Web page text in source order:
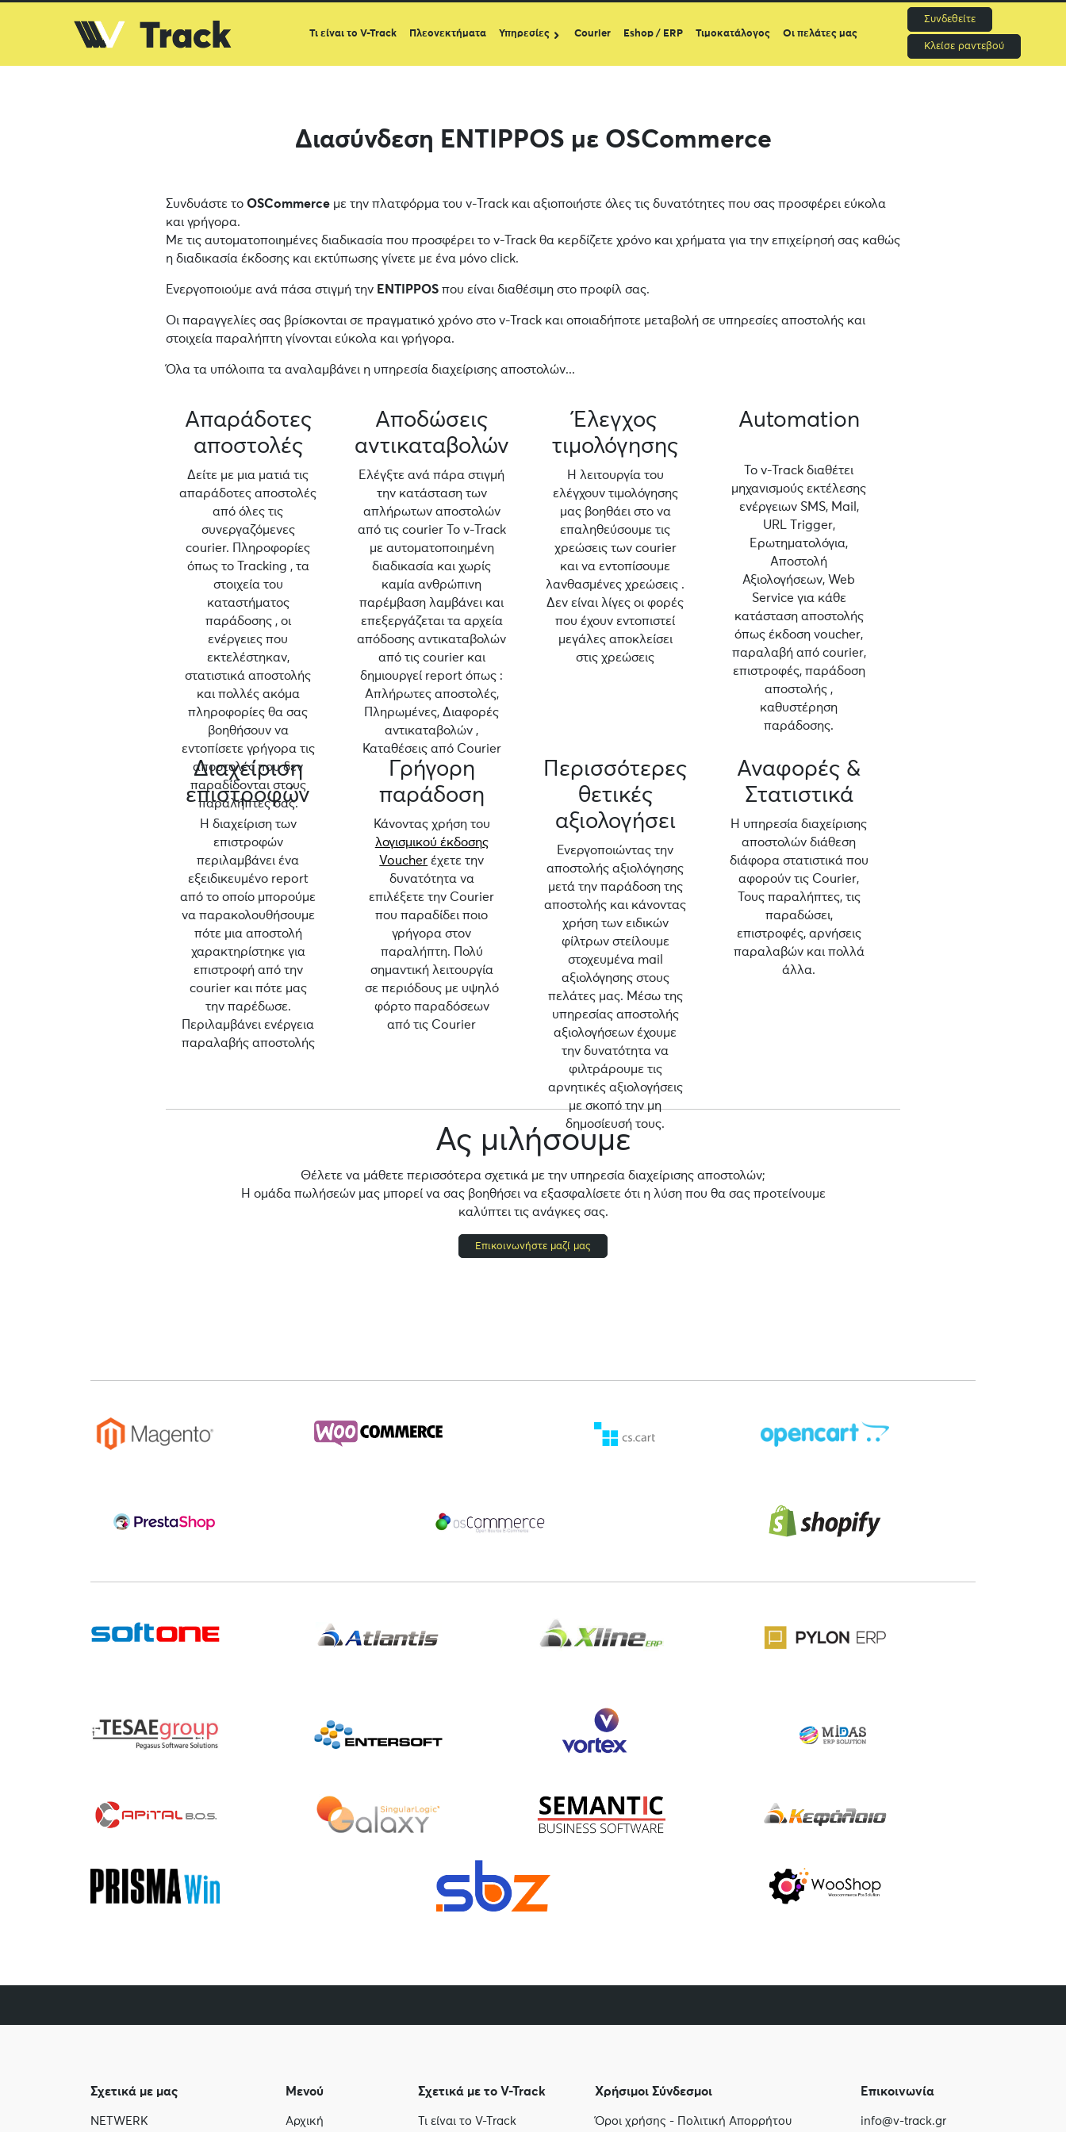
Τι είναι το V-Track Πλεονεκτήματα Υπηρεσίες Courier Eshop / ERP Τιμοκατάλογος Οι πελάτες μας
Συνδεθείτε
Κλείσε ραντεβού
Διασύνδεση ENTIPPOS με OSCommerce
Συνδυάστε το OSCommerce με την πλατφόρμα του v-Track και αξιοποιήστε όλες τις δυνατότητες που σας προσφέρει εύκολα
και γρήγορα.
Με τις αυτοματοποιημένες διαδικασία που προσφέρει το v-Track θα κερδίζετε χρόνο και χρήματα για την επιχείρησή σας καθώς
η διαδικασία έκδοσης και εκτύπωσης γίνετε με ένα μόνο click.
Ενεργοποιούμε ανά πάσα στιγμή την ENTIPPOS που είναι διαθέσιμη στο προφίλ σας.
Οι παραγγελίες σας βρίσκονται σε πραγματικό χρόνο στο v-Track και οποιαδήποτε μεταβολή σε υπηρεσίες αποστολής και
στοιχεία παραλήπτη γίνονται εύκολα και γρήγορα.
Όλα τα υπόλοιπα τα αναλαμβάνει η υπηρεσία διαχείρισης αποστολών...
Απαράδοτες
αποστολές
Δείτε με μια ματιά τις
απαράδοτες αποστολές
από όλες τις
συνεργαζόμενες
courier. Πληροφορίες
όπως το Tracking , τα
στοιχεία του
καταστήματος
παράδοσης , οι
ενέργειες που
εκτελέστηκαν,
στατιστικά αποστολής
και πολλές ακόμα
πληροφορίες θα σας
βοηθήσουν να
εντοπίσετε γρήγορα τις
αποστολές που δεν
παραδίδονται στους
παραλήπτες σας.
Αποδώσεις
αντικαταβολών
Ελέγξτε ανά πάρα στιγμή
την κατάσταση των
απλήρωτων αποστολών
από τις courier Το v-Track
με αυτοματοποιημένη
διαδικασία και χωρίς
καμία ανθρώπινη
παρέμβαση λαμβάνει και
επεξεργάζεται τα αρχεία
απόδοσης αντικαταβολών
από τις courier και
δημιουργεί report όπως :
Απλήρωτες αποστολές,
Πληρωμένες, Διαφορές
αντικαταβολών ,
Καταθέσεις από Courier
Έλεγχος
τιμολόγησης
Η λειτουργία του
ελέγχουν τιμολόγησης
μας βοηθάει στο να
επαληθεύσουμε τις
χρεώσεις των courier
και να εντοπίσουμε
λανθασμένες χρεώσεις .
Δεν είναι λίγες οι φορές
που έχουν εντοπιστεί
μεγάλες αποκλείσει
στις χρεώσεις
Automation
Το v-Track διαθέτει
μηχανισμούς εκτέλεσης
ενέργειων SMS, Mail,
URL Τrigger,
Ερωτηματολόγια,
Αποστολή
Αξιολογήσεων, Web
Service για κάθε
κατάσταση αποστολής
όπως έκδοση voucher,
παραλαβή από courier,
επιστροφές, παράδοση
αποστολής ,
καθυστέρηση
παράδοσης.
Διαχείριση
επιστροφών
Η διαχείριση των
επιστροφών
περιλαμβάνει ένα
εξειδικευμένο report
από το οποίο μπορούμε
να παρακολουθήσουμε
πότε μια αποστολή
χαρακτηρίστηκε για
επιστροφή από την
courier και πότε μας
την παρέδωσε.
Περιλαμβάνει ενέργεια
παραλαβής αποστολής
Γρήγορη
παράδοση
Κάνοντας χρήση του
λογισμικού έκδοσης
Voucher έχετε την
δυνατότητα να
επιλέξετε την Courier
που παραδίδει ποιο
γρήγορα στον
παραλήπτη. Πολύ
σημαντική λειτουργία
σε περιόδους με υψηλό
φόρτο παραδόσεων
από τις Courier
Περισσότερες
θετικές
αξιολογήσει
Ενεργοποιώντας την
αποστολής αξιολόγησης
μετά την παράδοση της
αποστολής και κάνοντας
χρήση των ειδικών
φίλτρων στείλουμε
στοχευμένα mail
αξιολόγησης στους
πελάτες μας. Μέσω της
υπηρεσίας αποστολής
αξιολογήσεων έχουμε
την δυνατότητα να
φιλτράρουμε τις
αρνητικές αξιολογήσεις
με σκοπό την μη
δημοσίευσή τους.
Αναφορές &
Στατιστικά
Η υπηρεσία διαχείρισης
αποστολών διάθεση
διάφορα στατιστικά που
αφορούν τις Courier,
Τους παραλήπτες, τις
παραδώσει,
επιστροφές, αρνήσεις
παραλαβών και πολλά
άλλα.
Ας μιλήσουμε
Θέλετε να μάθετε περισσότερα σχετικά με την υπηρεσία διαχείρισης αποστολών;
Η ομάδα πωλήσεών μας μπορεί να σας βοηθήσει να εξασφαλίσετε ότι η λύση που θα σας προτείνουμε
καλύπτει τις ανάγκες σας.
Επικοινωνήστε μαζί μας
Σχετικά με μας
NETWERK
Μενού
Αρχική
Σχετικά με το V-Track
Τι είναι το V-Track
Χρήσιμοι Σύνδεσμοι
Όροι χρήσης - Πολιτική Απορρήτου
Επικοινωνία
info@v-track.gr